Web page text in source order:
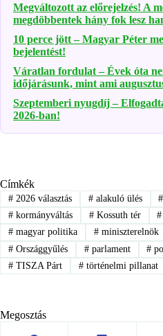
Megváltozott az előrejelzés! A
megdöbbentek hány fok lesz
10 perce jött – Magyar Péter
bejelentést!
Váratlan fordulat – Évek óta
időjárásunk, mint ami
Szeptemberi nyugdíj –
2026-ban!
Címkék
#2026 választás #alakuló ülés #
#kormányváltás #Kossuth tér #
#magyar politika #miniszterelnök
#Országgyűlés #parlament #
#TISZA Párt #történelmi pillanat
Megosztás